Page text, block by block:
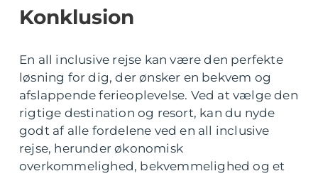
Konklusion
En all inclusive rejse kan være den perfekte
løsning for dig, der ønsker en bekvem og
afslappende ferieoplevelse. Ved at vælge den
rigtige destination og resort, kan du nyde
godt af alle fordelene ved en all inclusive
rejse, herunder økonomisk
overkommelighed, bekvemmelighed og et